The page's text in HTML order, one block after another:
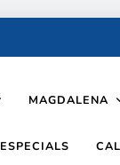
MAGDALENA
ESPECIALS